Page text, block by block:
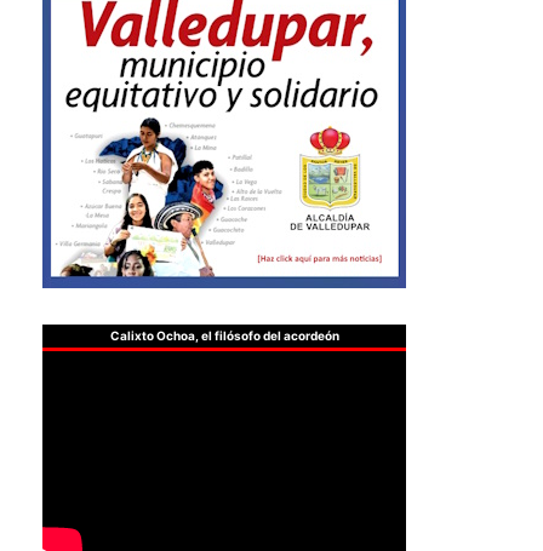
Calixto Ochoa, el filósofo del acordeón